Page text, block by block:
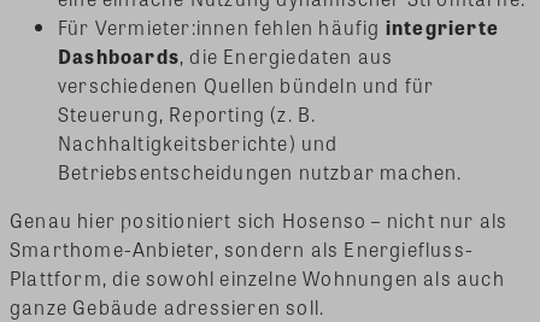
Für Vermieter:innen fehlen häufig integrierte
Dashboards, die Energiedaten aus
verschiedenen Quellen bündeln und für
Steuerung, Reporting (z. B.
Nachhaltigkeitsberichte) und
Betriebsentscheidungen nutzbar machen.
Genau hier positioniert sich Hosenso – nicht nur als
Smarthome-Anbieter, sondern als Energiefluss-
Plattform, die sowohl einzelne Wohnungen als auch
ganze Gebäude adressieren soll.